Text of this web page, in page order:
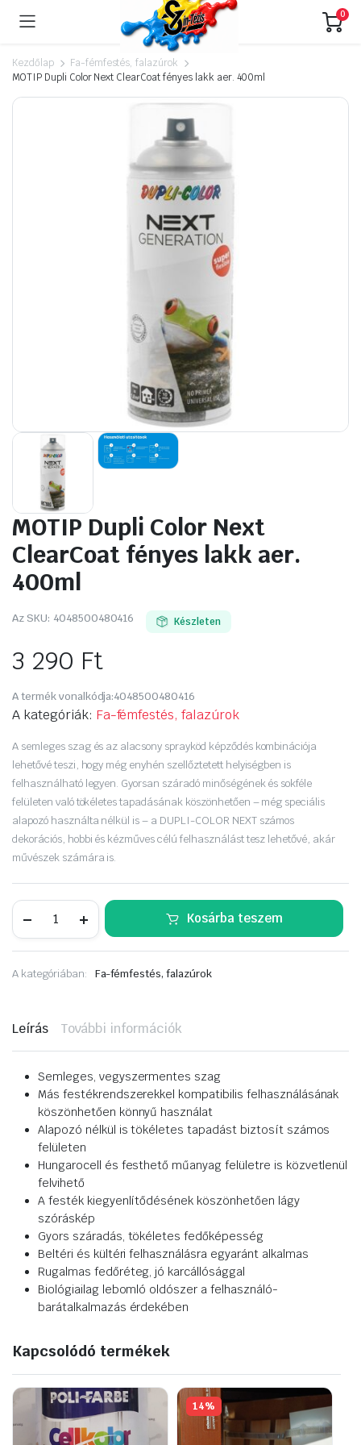
0
Kezdőlap
Fa-fémfestés, falazúrok
MOTIP Dupli Color Next ClearCoat fényes lakk aer. 400ml
MOTIP Dupli Color Next
ClearCoat fényes lakk aer.
400ml
Az SKU: 4048500480416 Készleten
3 290 Ft
A termék vonalkódja:4048500480416
A kategóriák: Fa-fémfestés, falazúrok
A semleges szag és az alacsony sprayköd képződés kombinációja
lehetővé teszi, hogy még enyhén szellőztetett helyiségben is
felhasználható legyen. Gyorsan száradó minőségének és sokféle
felületen való tökéletes tapadásának köszönhetően – még speciális
alapozó használta nélkül is – a DUPLI-COLOR NEXT számos
dekorációs, hobbi és kézműves célú felhasználást tesz lehetővé, akár
művészek számára is.
Dupli
Next
fényes
mennyiség
Kosárba teszem
A kategóriában: Fa-fémfestés, falazúrok
Leírás További információk
Semleges, vegyszermentes szag
Más festékrendszerekkel kompatibilis felhasználásának
köszönhetően könnyű használat
Alapozó nélkül is tökéletes tapadást biztosít számos
felületen
Hungarocell és festhető műanyag felületre is közvetlenül
felvihető
A festék kiegyenlítődésének köszönhetően lágy
szóráskép
Gyors száradás, tökéletes fedőképesség
Beltéri és kültéri felhasználásra egyaránt alkalmas
Rugalmas fedőréteg, jó karcállósággal
Biológiailag lebomló oldószer a felhasználó-
barátalkalmazás érdekében
Kapcsolódó termékek
14%